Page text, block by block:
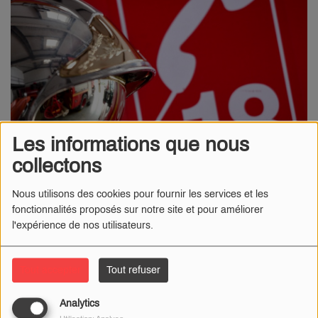
Les informations que nous
collectons
Nous utilisons des cookies pour fournir les services et les
fonctionnalités proposés sur notre site et pour améliorer
l'expérience de nos utilisateurs.
Tout refuser
Analytics
04 FÉVRIER 2026
Un violent incendie s'est déclaré très tard, ce mardi 3 février,
dans une maison à Esquéhéries (02). Un homme âgé de 59 ans
est mort et sa femme blessée.
Les pompiers sont intervenus ce mardi 3 février en Thiérache, à